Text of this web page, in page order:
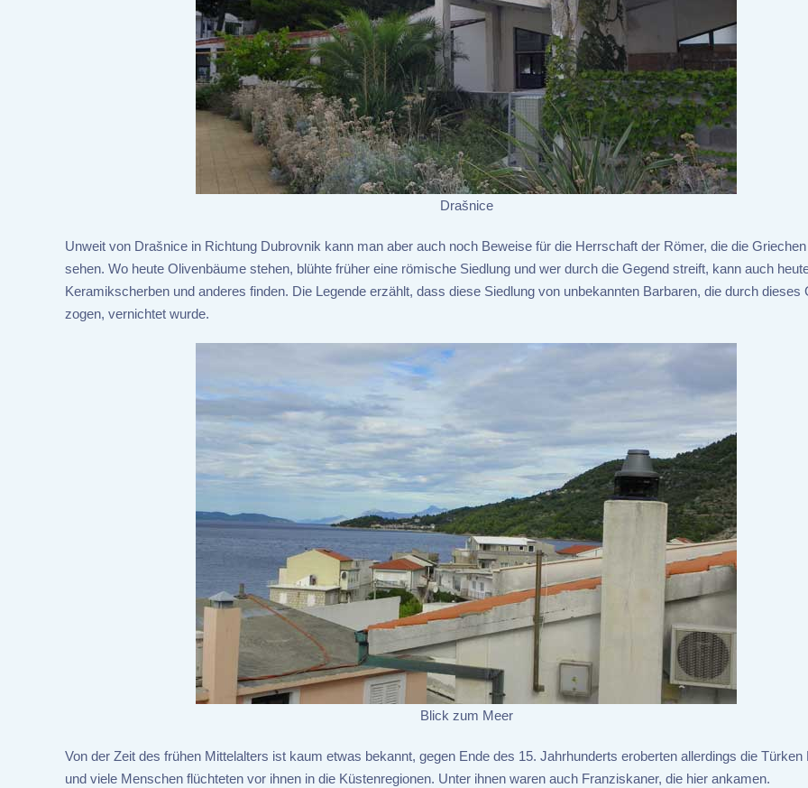
Drašnice
Unweit von Drašnice in Richtung Dubrovnik kann man aber auch noch Beweise für die Herrschaft der Römer, die die
sehen. Wo heute Olivenbäume stehen, blühte früher eine römische Siedlung und wer durch die Gegend streift, kann auch
Keramikscherben und anderes finden. Die Legende erzählt, dass diese Siedlung von unbekannten Barbaren, die durch dieses
zogen, vernichtet wurde.
Blick zum Meer
Von der Zeit des frühen Mittelalters ist kaum etwas bekannt, gegen Ende des 15. Jahrhunderts eroberten allerdings die Türken
und viele Menschen flüchteten vor ihnen in die Küstenregionen. Unter ihnen waren auch Franziskaner, die hier ankamen.